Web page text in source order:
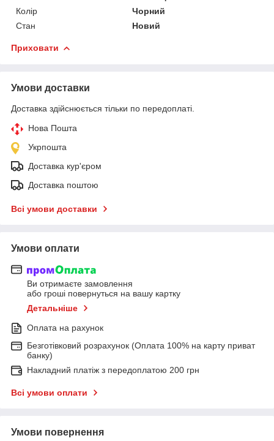
Колір
Чорний
Стан
Новий
Приховати
Умови доставки
Доставка здійснюється тільки по передоплаті.
Нова Пошта
Укрпошта
Доставка кур'єром
Доставка поштою
Всі умови доставки
Умови оплати
Ви отримаєте замовлення
або гроші повернуться на вашу картку
Детальніше
Оплата на рахунок
Безготівковий розрахунок (Оплата 100% на карту приват
банку)
Накладний платіж з передоплатою 200 грн
Всі умови оплати
Умови повернення